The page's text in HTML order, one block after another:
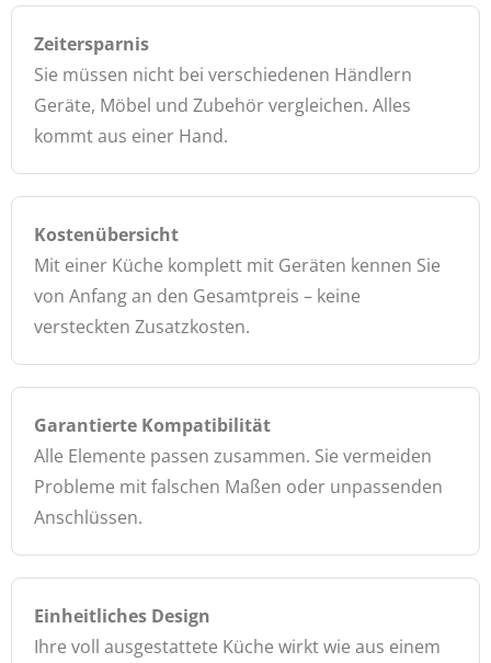
Zeitersparnis
Sie müssen nicht bei verschiedenen Händlern
Geräte, Möbel und Zubehör vergleichen. Alles
kommt aus einer Hand.
Kostenübersicht
Mit einer Küche komplett mit Geräten kennen Sie
von Anfang an den Gesamtpreis – keine
versteckten Zusatzkosten.
Garantierte Kompatibilität
Alle Elemente passen zusammen. Sie vermeiden
Probleme mit falschen Maßen oder unpassenden
Anschlüssen.
Einheitliches Design
Ihre voll ausgestattete Küche wirkt wie aus einem